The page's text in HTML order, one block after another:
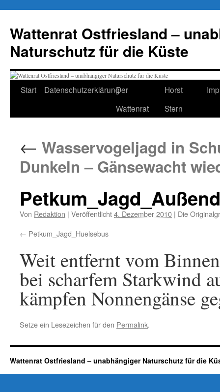
springen
Wattenrat Ostfriesland –
Naturschutz für die Küste
Start DatenschutzerklärungDer
Wattenrat
Horst
Stern
← Wasservogeljagd in
Dunkeln – Gänsewacht
Von Redaktion | Veröffentlicht4. Dezember 2010 | Die
Petkum_Jagd_Huelsebus
Weit entfernt vom
bei scharfem Starkwind
kämpfen Nonnengänse
Setze ein Lesezeichen für den Permalink.
Wattenrat Ostfriesland – unabhängiger Naturschutz für die